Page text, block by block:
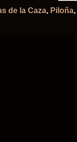
de la Caza, Piloña,